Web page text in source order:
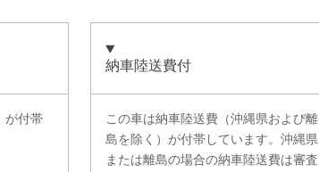
が付帯
納車陸送費付
この車は納車陸送費（沖縄県および離
島を除く）が付帯しています。沖縄県
または離島の場合の納車陸送費は審査